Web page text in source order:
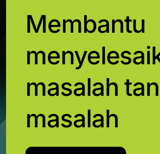
Membantu
masalah
masalah